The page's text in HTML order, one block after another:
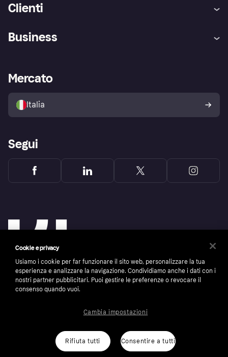
Clienti
Assistenza
Esplora i negozi
Politica di protezione
dell'acquirente Klarna
Business
Accesso aziende
Mercato
Italia
Segui
Cookies Klarna.com
Cookie e privacy
Usiamo i cookie per far funzionare il sito web, personalizzare la tua
esperienza e analizzare la navigazione. Condividiamo anche i dati con i
nostri partner pubblicitari. Puoi gestire le preferenze o revocare il
consenso quando vuoi.
Rifiuta tutti Consentire a tutti
Cambia impostazioni